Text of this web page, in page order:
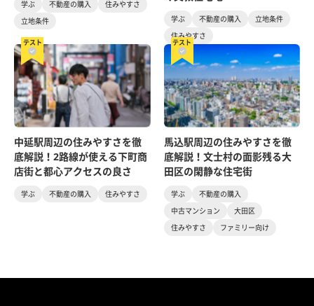
学ぶ 不動産の購入
住みやすさ
立地条件
学ぶ 不動産の購入
立地条件
住みやすさ
テスト
中延駅周辺の住みやすさを徹
底解説！2路線が使える下町商
店街と都心アクセスの良さ
学ぶ 不動産の購入 住みやすさ
テスト
馬込駅周辺の住みやすさを徹
底解説！文士村の面影残る大
田区の閑静な住宅街
学ぶ
不動産の購入
中古マンション
大田区
住みやすさ
ファミリー向け